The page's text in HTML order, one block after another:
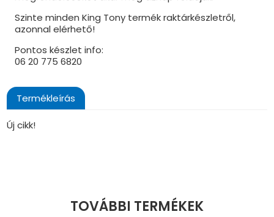
Szinte minden King Tony termék raktárkészletről,
azonnal elérhető!
Pontos készlet info:
06 20 775 6820
Termékleírás
Új cikk!
TOVÁBBI TERMÉKEK